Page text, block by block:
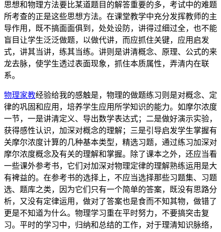
思想和物理方法要比某道题目的解答重要的多，考试中的难题
所考查的正是这些思想方法。在课堂教学中充分发挥教师的主
导作用，既不搞面面俱到，处处设防，讲得过细过全，也不能
盲目让学生泛泛做题，以做代讲，而应抓住关键，应用启发
式，讲其当讲，练其当练。讲则是讲清概念、原理、公式的来
龙去脉，使学生透过表面现象，抓住本质属性，弄清内在联
系。
物理家教经验给我的感触是，物理的做题练习则是对概念、定
律的巩固和应用，培养学生应用所学知识的能力。如摩尔浓度
一节，一是讲清定义、导出数学表达式；二是做好演示实验，
获得感性认识，加深对概念的理解；三是引导启发学生掌握有
关摩尔浓度计算的几种基本类型，精选习题，通过练习加深对
摩尔浓度概念及有关的理解和掌握。除了课本之外，还应当看
一些课外参考书，它们对加深对物理定律的理解熟练运用是大
有裨益的。在参考书的选择上，不应当选择那些习题集、习题
选、题库之类，因为它们只有一个简单的答案，既没有思路分
析，又没有定律运用，做对了答案也是食而不知其物，做错了
更是不知道为什么。物理学习重在平时努力，不要搞突击复
习。平时的学习中，归纳和总结的工作，对于理清知识脉络，